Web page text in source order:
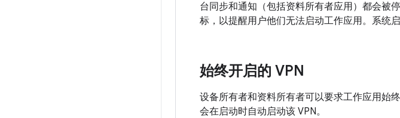
台同步和通知（包括资料所有者应用）都会被
标，以提醒用户他们无法启动工作应用。系统
始终开启的 VPN
设备所有者和资料所有者可以要求工作应用始
会在启动时自动启动该 VPN。